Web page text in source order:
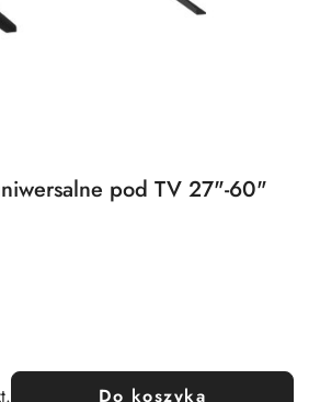
pod TV 27"-60"
Do koszyka